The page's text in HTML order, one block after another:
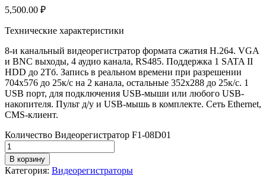
5,500.00 ₽
Технические характеристики
8-и канальный видеорегистратор формата сжатия H.264. VGA
и BNC выходы, 4 аудио канала, RS485. Поддержка 1 SATA II
HDD до 2Тб. Запись в реальном времени при разрешении
704х576 до 25к/с на 2 канала, остальные 352х288 до 25к/с. 1
USB порт, для подключения USB-мыши или любого USB-
накопителя. Пульт д/у и USB-мышь в комплекте. Сеть Ethernet,
CMS-клиент.
Количество Видеорегистратор F1-08D01
В корзину
Категория: Видеорегистраторы